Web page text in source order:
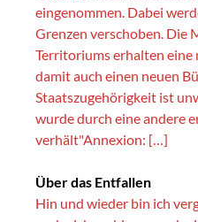
eingenommen. Dabei
Grenzen verschoben. Die
Territoriums erhalten
damit auch einen neuen
Staatszugehörigkeit ist
wurde durch eine andere
verhält"Annexion: […]
Über das Entfallen
Hin und wieder bin ich